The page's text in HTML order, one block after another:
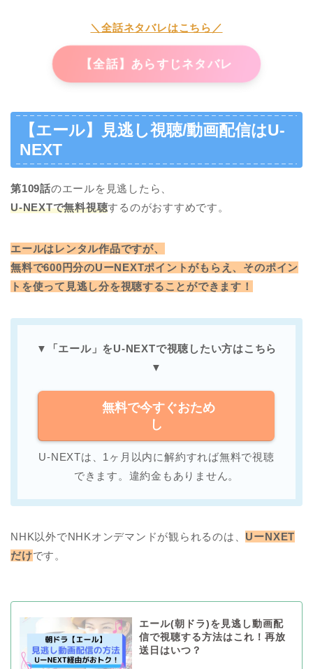
＼全話ネタバレはこちら／
【全話】あらすじネタバレ
【エール】見逃し視聴/動画配信はU-
NEXT
第109話のエールを見逃したら、
U-NEXTで無料視聴するのがおすすめです。
エールはレンタル作品ですが、
無料で600円分のUーNEXTポイントがもらえ、そのポイン
トを使って見逃し分を視聴することができます！
▼「エール」をU-NEXTで視聴したい方はこちら
▼
無料で今すぐおため
し
U-NEXTは、1ヶ月以内に解約すれば無料で視聴
できます。違約金もありません。
NHK以外でNHKオンデマンドが観られるのは、 UーNXET
だけです。
エール(朝ドラ)を見逃し動画配
信で視聴する方法はこれ！再放
送日はいつ？